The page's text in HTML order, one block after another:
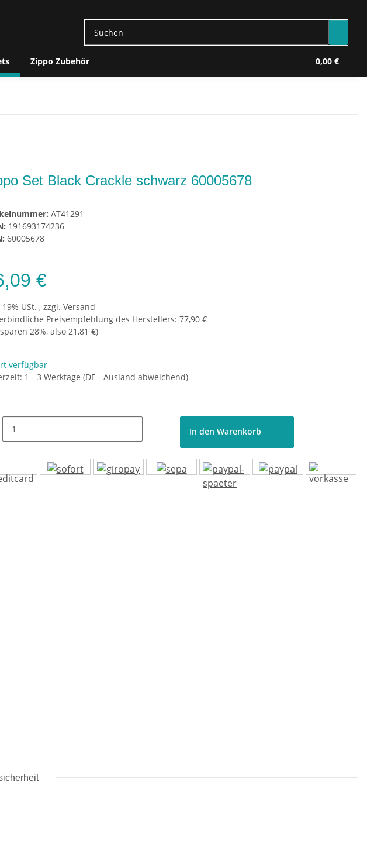
Zippo Zubehör 0,00 €
Set Black Crackle schwarz 60005678
AT41291
191693174236
60005678
€
USt. , zzgl. Versand
Preisempfehlung des Herstellers: 77,90 €
28%, also 21,81 €)
verfügbar
1 - 3 Werktage (DE - Ausland abweichend)
In den Warenkorb